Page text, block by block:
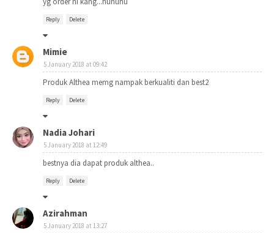
Reply Delete
Mimie
5 January 2018 at 09:42
Produk Althea memg nampak berkualiti dan best2
Reply Delete
Nadia Johari
5 January 2018 at 12:49
bestnya dia dapat produk althea..
Reply Delete
Azirahman
5 January 2018 at 13:27